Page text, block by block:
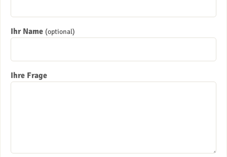
Ihr Name (optional)
Ihre Frage